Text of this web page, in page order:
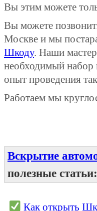
Вы этим можете
Вы можете
Москве и мы
Шкоду. Наши
необходимый
опыт проведения
Работаем мы
Вскрытие
полезные статьи:
Как открыть